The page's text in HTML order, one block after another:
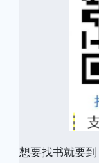
想要找书就要到